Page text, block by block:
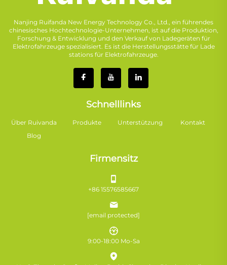
Nanjing Ruifanda New Energy Technology Co., Ltd., ein führendes
chinesisches Hochtechnologie-Unternehmen, ist auf die Produktion,
Forschung & Entwicklung und den Verkauf von Ladegeräten für
Elektrofahrzeuge spezialisiert. Es ist die Herstellungsstätte für Lade
stations für Elektrofahrzeuge.
Schnelllinks
Über Ruivanda Produkte Unterstützung
Kontakt
Blog
Firmensitz
+86 15576585667
[email protected]
9:00-18:00 Mo-Sa